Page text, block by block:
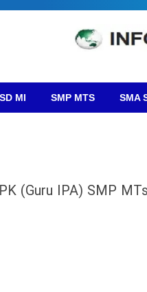
SD MI SMP MTS SMA
(Guru IPA) SMP